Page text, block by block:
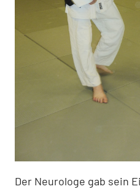
Der Neurologe gab sein